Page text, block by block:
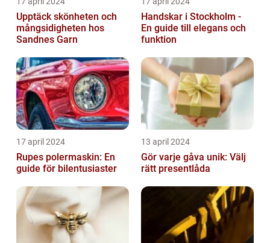
Upptäck skönheten och
mångsidigheten hos
Sandnes Garn
Handskar i Stockholm -
En guide till elegans och
funktion
17 april 2024
Rupes polermaskin: En
guide för bilentusiaster
13 april 2024
Gör varje gåva unik: Välj
rätt presentlåda